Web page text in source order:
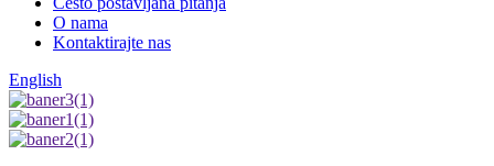
O nama
Kontaktirajte nas
English